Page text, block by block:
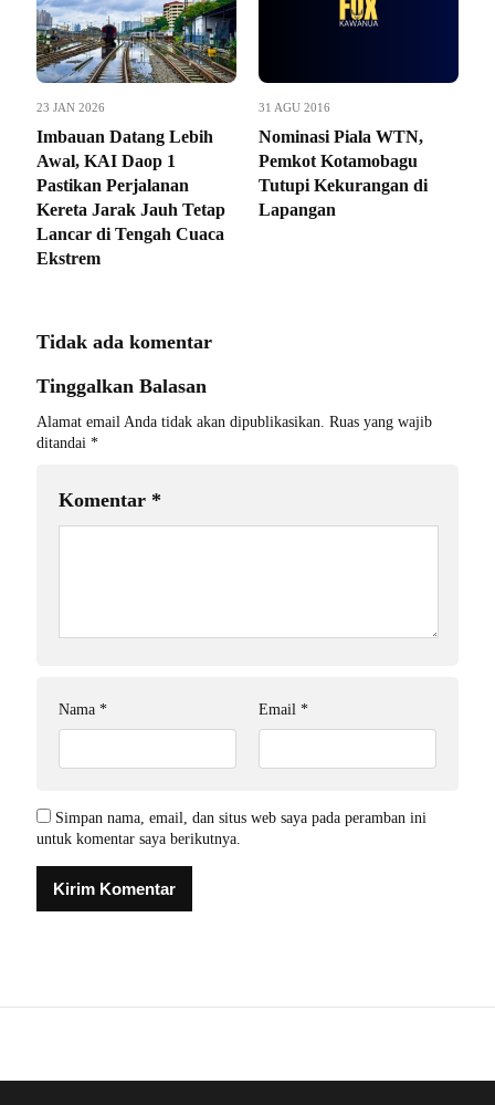
23 JAN 2026
Imbauan Datang Lebih
Awal, KAI Daop 1
Pastikan Perjalanan
Kereta Jarak Jauh Tetap
Lancar di Tengah Cuaca
Ekstrem
31 AGU 2016
Nominasi Piala WTN,
Pemkot Kotamobagu
Tutupi Kekurangan di
Lapangan
Tidak ada komentar
Tinggalkan Balasan
Alamat email Anda tidak akan dipublikasikan. Ruas yang wajib
ditandai *
Komentar *
Nama * Email *
Simpan nama, email, dan situs web saya pada peramban ini
untuk komentar saya berikutnya.